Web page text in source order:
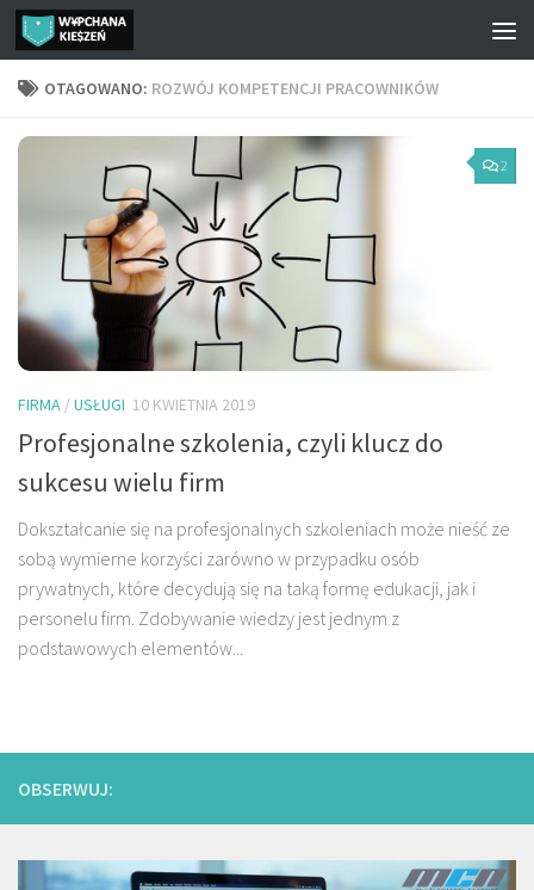
Przejdź do treści
OTAGOWANO: ROZWÓJ KOMPETENCJI PRACOWNIKÓW
2
FIRMA /USŁUGI 10 KWIETNIA 2019
Profesjonalne szkolenia, czyli klucz do
sukcesu wielu firm
Dokształcanie się na profesjonalnych szkoleniach może nieść ze
sobą wymierne korzyści zarówno w przypadku osób
prywatnych, które decydują się na taką formę edukacji, jak i
personelu firm. Zdobywanie wiedzy jest jednym z
podstawowych elementów...
OBSERWUJ: